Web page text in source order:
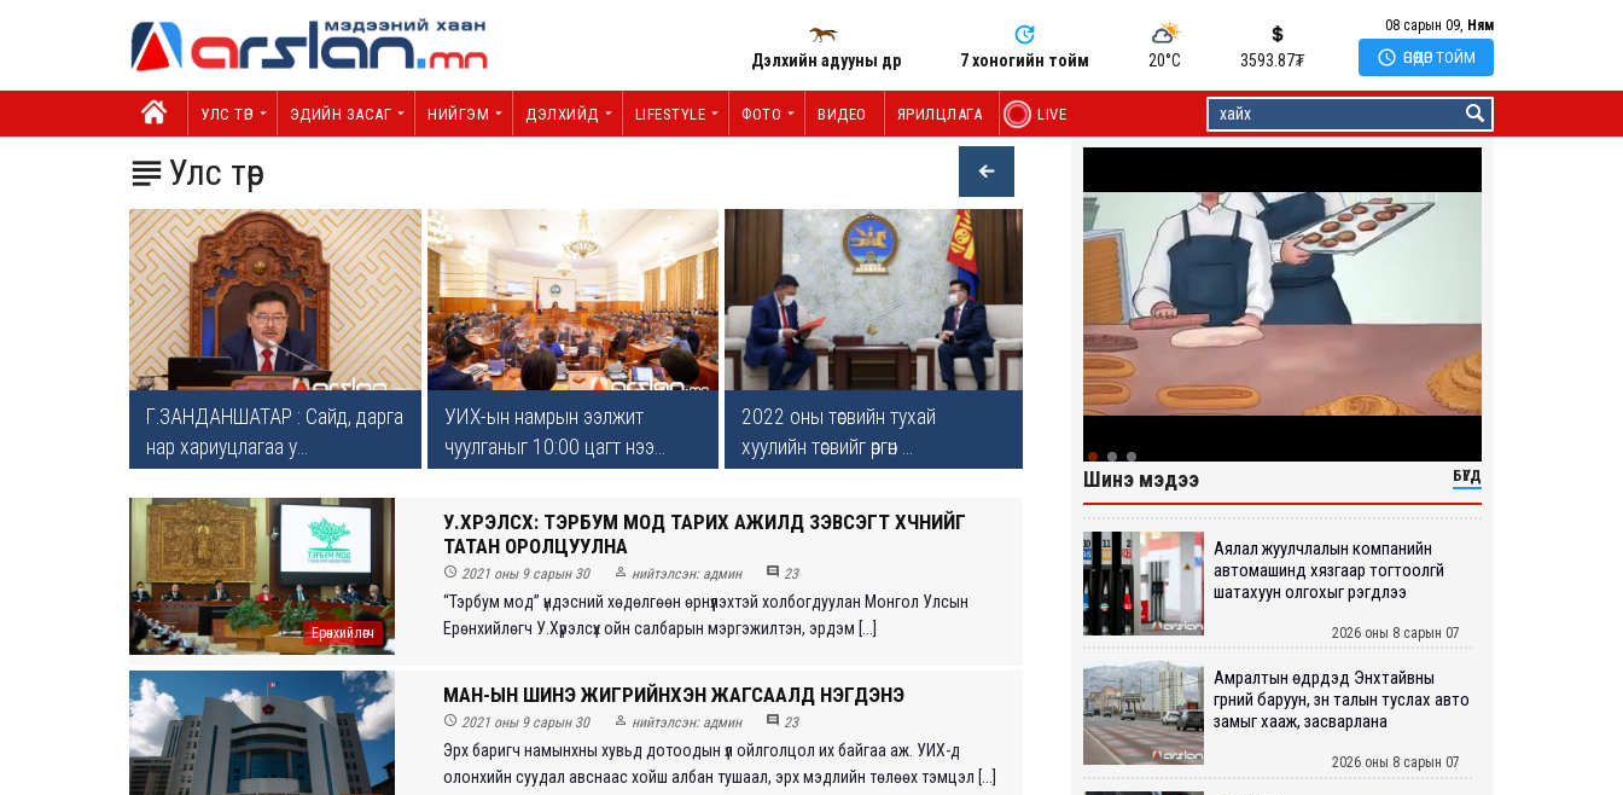
Дэлхийн адууны өдөр 7 хоногийн тойм 20°C 3593.87₮
08 сарын 09, Ням
 ӨНӨӨДӨР ТОЙМ
УЛС ТӨР ЭДИЙН ЗАСАГ НИЙГЭМ ДЭЛХИЙД LIFESTYLE ФОТО ВИДЕО ЯРИЛЦЛАГА LIVE
Улс төр
Г.ЗАНДАНШАТАР : Сайд, дарга
нар хариуцлагаа у...
УИХ-ын намрын ээлжит
чуулганыг 10:00 цагт нээ...
2022 оны төсвийн тухай
хуулийн төсвийг өргөн ...
Ерөнхийлөгч
У.ХҮРЭЛСҮХ: ТЭРБУМ МОД ТАРИХ АЖИЛД ЗЭВСЭГТ ХҮЧНИЙГ
ТАТАН ОРОЛЦУУЛНА
 2021 оны 9 сарын 30  нийтэлсэн: админ  23
“Тэрбум мод” үндэсний хөдөлгөөн өрнүүлэхтэй холбогдуулан Монгол Улсын
Ерөнхийлөгч У.Хүрэлсүх ойн салбарын мэргэжилтэн, эрдэм [...]
МАН-ЫН ШИНЭ ЖИГҮҮРИЙНХЭН ЖАГСААЛД НЭГДЭНЭ
 2021 оны 9 сарын 30  нийтэлсэн: админ  23
Эрх баригч намынхны хувьд дотоодын үл ойлголцол их байгаа аж. УИХ-д
олонхийн суудал авснаас хойш албан тушаал, эрх мэдлийн төлөөх тэмцэл [...]
Шинэ мэдээ БҮГД
Аялал жуулчлалын компанийн
автомашинд хязгаар тогтоолгүй
шатахуун олгохыг үүрэгдлээ
2026 оны 8 сарын 07
Амралтын өдрүүдэд Энхтайвны
гүүрний баруун, зүүн талын туслах авто
замыг хааж, засварлана
2026 оны 8 сарын 07